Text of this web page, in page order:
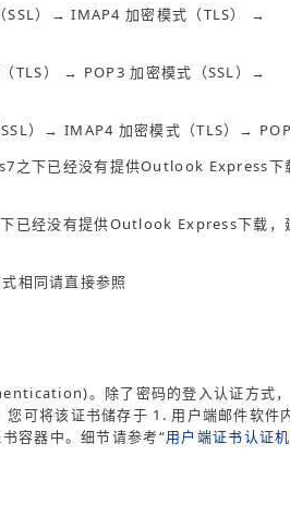
）→ IMAP4 加密模式（TLS） →
TLS） → POP3 加密模式（SSL）→
）→ IMAP4 加密模式（TLS）→
下已经没有提供Outlook Express下
经没有提供Outlook Express下载，
相同请直接参照
。除了密码的登入认证方式
可将该证书储存于 1. 用户端邮件软件
容器中。细节请参考“用户端证书认证